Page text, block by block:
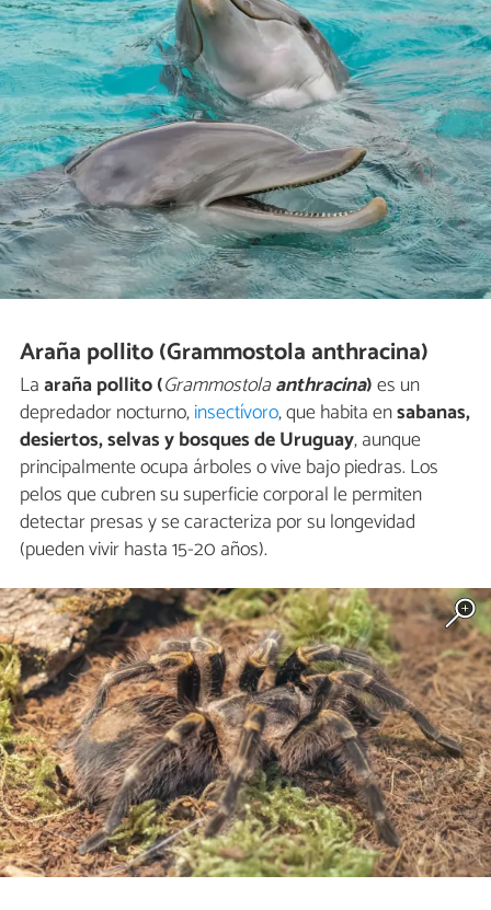
Araña pollito (Grammostola anthracina)
Laaraña pollito (Grammostolaanthracina)es un
depredador nocturno,insectívoro, que habita ensabanas,
desiertos, selvas y bosques de Uruguay, aunque
principalmente ocupa árboles o vive bajo piedras. Los
pelos que cubren su superficie corporal le permiten
detectar presas y se caracteriza por su longevidad
(pueden vivir hasta 15-20 años).